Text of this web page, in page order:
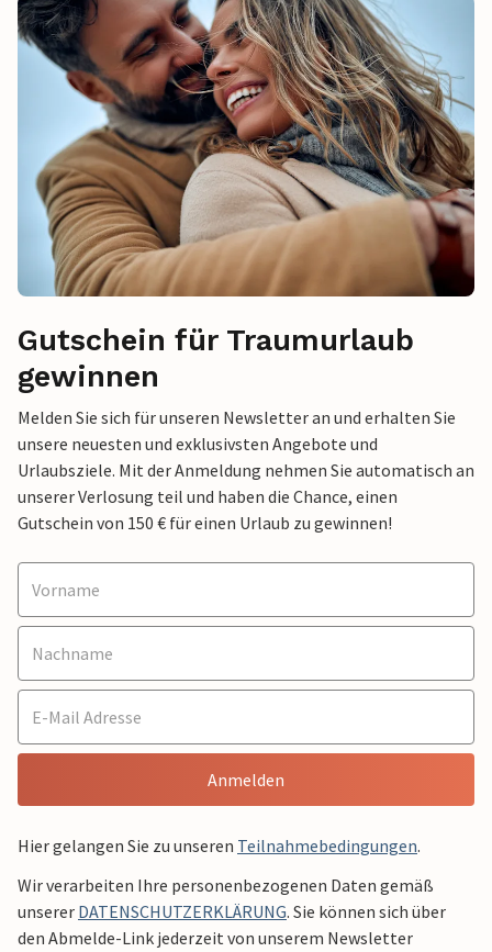
Gutschein für Traumurlaub
gewinnen
Melden Sie sich für unseren Newsletter an und erhalten Sie
unsere neuesten und exklusivsten Angebote und
Urlaubsziele. Mit der Anmeldung nehmen Sie automatisch an
unserer Verlosung teil und haben die Chance, einen
Gutschein von 150 € für einen Urlaub zu gewinnen!
Anmelden
Hier gelangen Sie zu unseren Teilnahmebedingungen.
Wir verarbeiten Ihre personenbezogenen Daten gemäß
unserer DATENSCHUTZERKLÄRUNG. Sie können sich über
den Abmelde-Link jederzeit von unserem Newsletter